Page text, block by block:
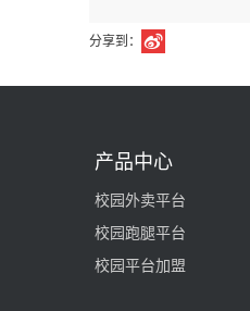
分享到：
产品中心
校园外卖平台
校园跑腿平台
校园平台加盟